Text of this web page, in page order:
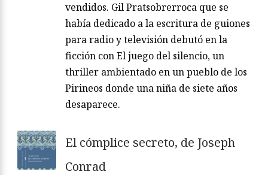
vendidos. Gil Pratsobrerroca que se
había dedicado a la escritura de guiones
para radio y televisión debutó en la
ficción con El juego del silencio, un
thriller ambientado en un pueblo de los
Pirineos donde una niña de siete años
desaparece.
El cómplice secreto, de Joseph
Conrad